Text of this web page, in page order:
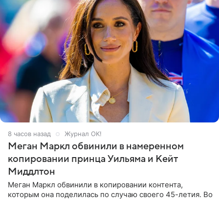
8 часов назад Журнал OK!
Меган Маркл обвинили в намеренном
копировании принца Уильяма и Кейт
Миддлтон
Меган Маркл обвинили в копировании контента,
которым она поделилась по случаю своего 45-летия. Во